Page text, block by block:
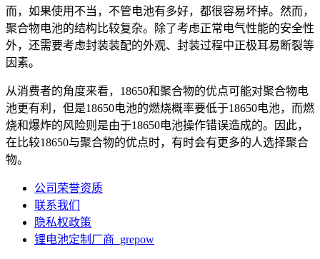
而，如果使用不当，不管电池有多好，都很容易坏掉。然而，
聚合物电池的结构比较复杂。除了考虑正常电气性能的安全性
外，还需要考虑封装装配的外观、封装过程中正极耳易断裂等
因素。
从消费者的角度来看，18650和聚合物的优点可能对聚合物电
池更有利，但是18650电池的燃烧概率要低于18650电池，而燃
烧和爆炸的风险则是由于18650电池操作错误造成的。因此，
在比较18650与聚合物的优点时，有时会有更多的人选择聚合
物。
公司荣誉资质
联系我们
隐私权政策
锂电池定制厂商_grepow